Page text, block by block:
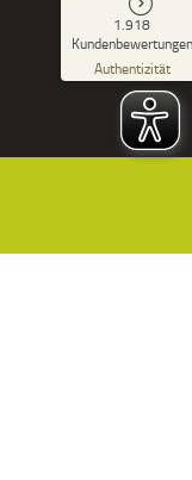
1.918
Kundenbewertungen
Authentizität
92
%
Empfehlungen auf
ProvenExpert.com
91
Bewertungen auf